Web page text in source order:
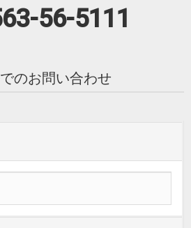
56-5111
のお問い合わせ